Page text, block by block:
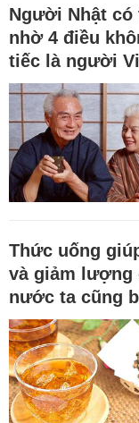
Người Nhật
nhờ 4 điều
tiếc là người
Thức uống
và giảm lượng
nước ta cũng